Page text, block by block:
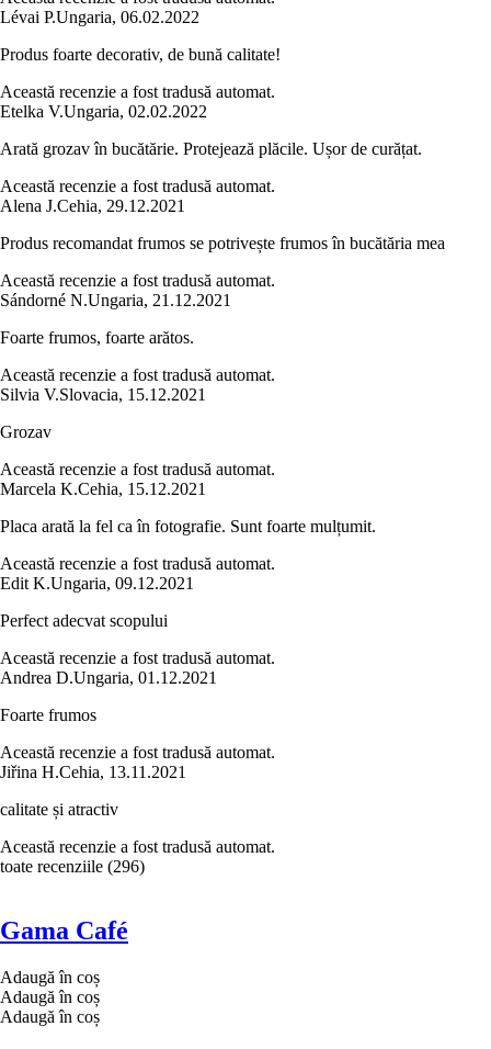
Lévai P.Ungaria, 06.02.2022
Produs foarte decorativ, de bună calitate!
Această recenzie a fost tradusă automat.
Etelka V.Ungaria, 02.02.2022
Arată grozav în bucătărie. Protejează plăcile. Ușor de curățat.
Această recenzie a fost tradusă automat.
Alena J.Cehia, 29.12.2021
Produs recomandat frumos se potrivește frumos în bucătăria mea
Această recenzie a fost tradusă automat.
Sándorné N.Ungaria, 21.12.2021
Foarte frumos, foarte arătos.
Această recenzie a fost tradusă automat.
Silvia V.Slovacia, 15.12.2021
Grozav
Această recenzie a fost tradusă automat.
Marcela K.Cehia, 15.12.2021
Placa arată la fel ca în fotografie. Sunt foarte mulțumit.
Această recenzie a fost tradusă automat.
Edit K.Ungaria, 09.12.2021
Perfect adecvat scopului
Această recenzie a fost tradusă automat.
Andrea D.Ungaria, 01.12.2021
Foarte frumos
Această recenzie a fost tradusă automat.
Jiřina H.Cehia, 13.11.2021
calitate și atractiv
Această recenzie a fost tradusă automat.
toate recenziile (296)
Gama Café
Adaugă în coș
Adaugă în coș
Adaugă în coș